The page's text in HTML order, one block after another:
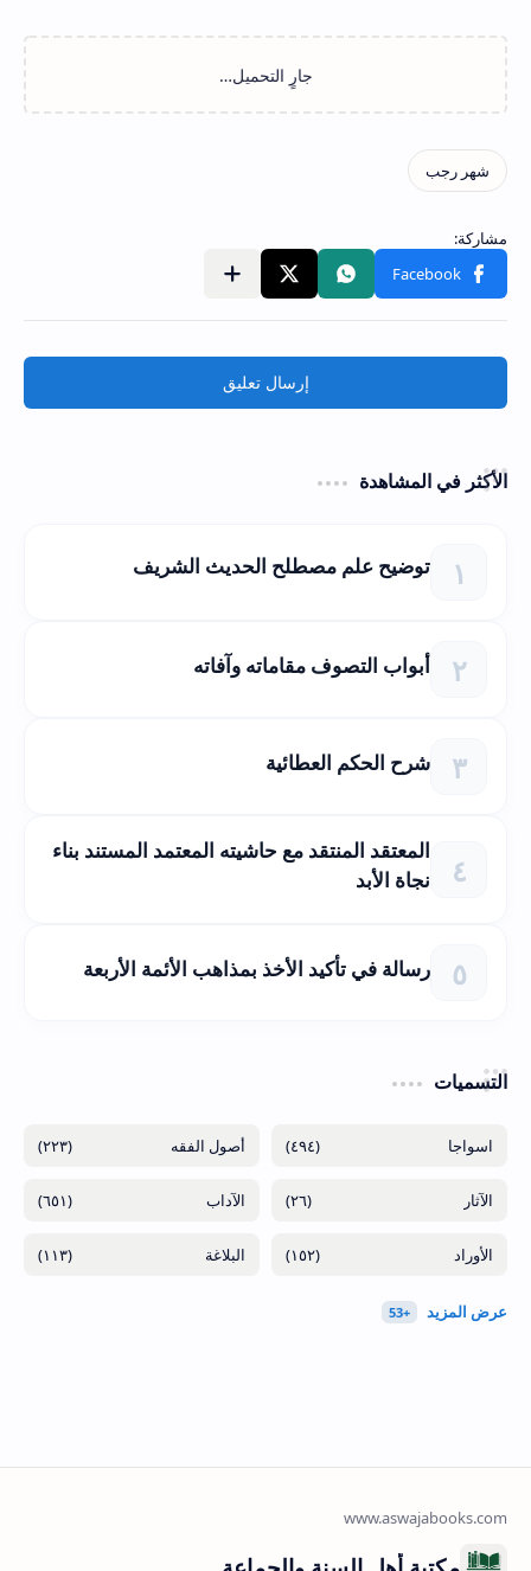
إرسال تعليق
الأكثر في المشاهدة
توضيح علم مصطلح الحديث الشريف
أبواب التصوف مقاماته وآفاته
شرح الحكم العطائية
المعتقد المنتقد مع حاشيته المعتمد المستند بناء
نجاة الأبد
رسالة في تأكيد الأخذ بمذاهب الأئمة الأربعة
التسميات
(٤٩٤) (٢٢٣)
(٢٦) (٦٥١)
(١٥٢) (١١٣)